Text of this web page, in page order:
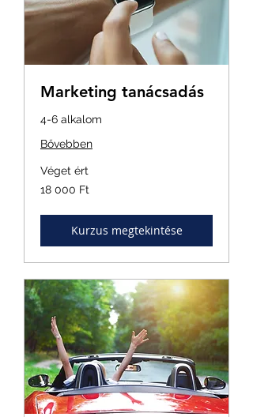
Marketing tanácsadás
4-6 alkalom
Bővebben
Véget ért
18 000
magyar
18 000 Ft
Kurzus megtekintése